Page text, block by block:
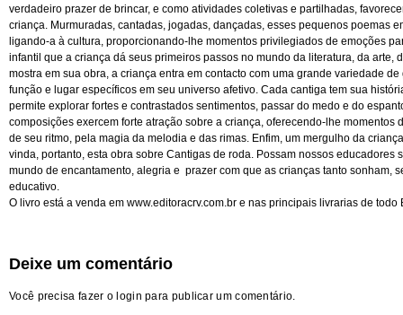
verdadeiro prazer de brincar, e como atividades coletivas e partilhadas,
criança. Murmuradas, cantadas, jogadas, dançadas, esses pequenos poemas
ligando-a à cultura, proporcionando-lhe momentos privilegiados de emoções
infantil que a criança dá seus primeiros passos no mundo da literatura, da arte,
mostra em sua obra, a criança entra em contacto com uma grande variedade
função e lugar específicos em seu universo afetivo. Cada cantiga tem sua
permite explorar fortes e contrastados sentimentos, passar do medo e do
composições exercem forte atração sobre a criança, oferecendo-lhe momentos
de seu ritmo, pela magia da melodia e das rimas. Enfim, um mergulho da
vinda, portanto, esta obra sobre Cantigas de roda. Possam nossos educadores
mundo de encantamento, alegria e prazer com que as crianças tanto sonham,
educativo.
O livro está a venda em www.editoracrv.com.br e nas principais livrarias de todo
Deixe um comentário
Você precisa fazer o login para publicar um comentário.